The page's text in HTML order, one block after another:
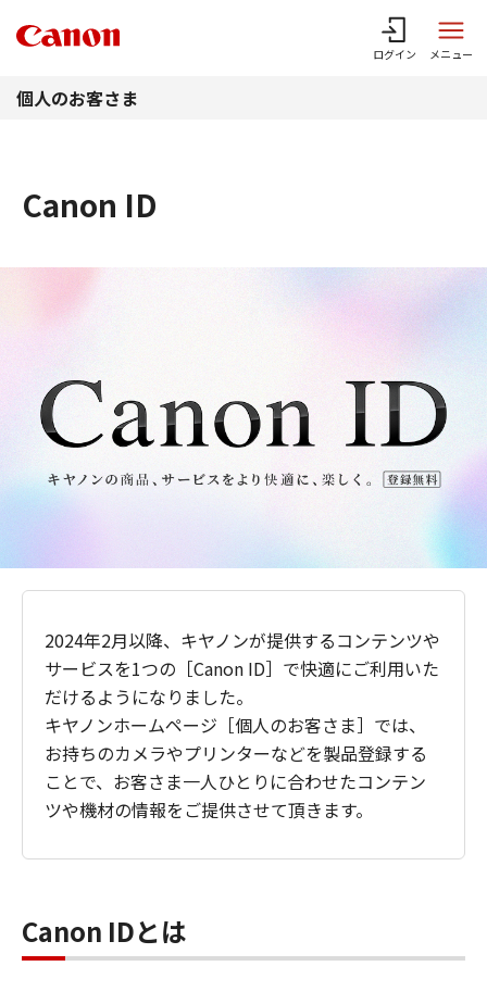
ログイン メニュー
個人のお客さま
Canon ID
2024年2月以降、キヤノンが提供するコンテンツや
サービスを1つの［Canon ID］で快適にご利用いた
だけるようになりました。
キヤノンホームページ［個人のお客さま］では、
お持ちのカメラやプリンターなどを製品登録する
ことで、お客さま一人ひとりに合わせたコンテン
ツや機材の情報をご提供させて頂きます。
Canon IDとは